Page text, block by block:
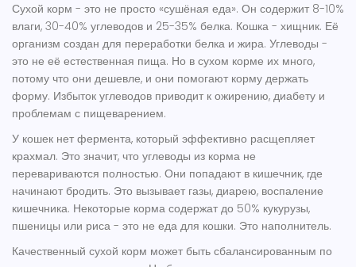
Сухой корм - это не просто «сушёная еда». Он содержит 8-10%
влаги, 30-40% углеводов и 25-35% белка. Кошка - хищник. Её
организм создан для переработки белка и жира. Углеводы -
это не её естественная пища. Но в сухом корме их много,
потому что они дешевле, и они помогают корму держать
форму. Избыток углеводов приводит к ожирению, диабету и
проблемам с пищеварением.
У кошек нет фермента, который эффективно расщепляет
крахмал. Это значит, что углеводы из корма не
перевариваются полностью. Они попадают в кишечник, где
начинают бродить. Это вызывает газы, диарею, воспаление
кишечника. Некоторые корма содержат до 50% кукурузы,
пшеницы или риса - это не еда для кошки. Это наполнитель.
Качественный сухой корм может быть сбалансированным по